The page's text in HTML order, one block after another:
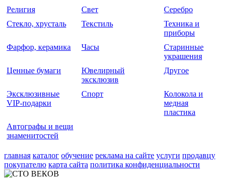
Религия
Свет
Серебро
Стекло, хрусталь
Текстиль
Техника и
приборы
Фарфор, керамика
Часы
Старинные
украшения
Ценные бумаги
Ювелирный
эксклюзив
Другое
Эксклюзивные
VIP-подарки
Спорт
Колокола и
медная
пластика
Автографы и вещи
знаменитостей
главная каталог обучение реклама на сайте услуги продавцу
покупателю карта сайта политика конфиденциальности